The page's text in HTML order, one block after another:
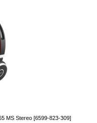
MS Stereo [6599-823-309]